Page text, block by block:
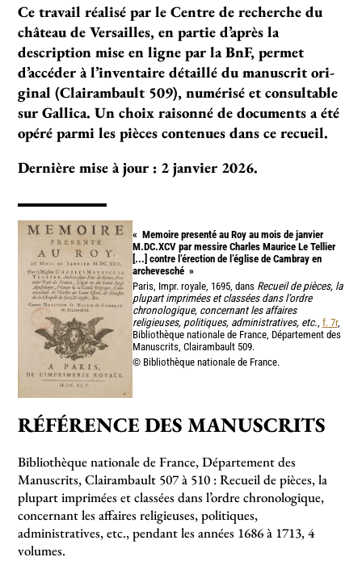
Ce tra­vail réa­lisé par le Centre de recher­che du
châ­teau de Versailles, en par­tie d’après la
description mise en ligne par la BnF, per­met
d’accé­der à l’inventaire détaillé du manus­crit ori­
gi­nal (Clairambault 509), numé­risé et consul­ta­ble
sur Gallica. Un choix rai­sonné de docu­ments a été
opéré parmi les piè­ces conte­nues dans ce recueil.
Dernière mise à jour : 2 janvier 2026.
« Memoire presenté au Roy au mois de janvier
M.DC.XCV par messire Charles Maurice Le Tellier
[...] contre l’érection de l’église de Cambray en
archevesché »
Paris, Impr. royale, 1695, dans Recueil de pièces, la
plupart imprimées et classées dans l’ordre
chronologique, concernant les affaires
religieuses, politiques, administratives, etc., f. 7r,
Bibliothèque nationale de France, Département des
Manuscrits, Clairambault 509.
© Bibliothèque nationale de France.
RÉFÉRENCE DES MANUSCRITS
Bibliothèque nationale de France, Département des
Manuscrits, Clairambault 507 à 510 : Recueil de pièces, la
plupart imprimées et classées dans l’ordre chronologique,
concernant les affaires religieuses, politiques,
administratives, etc., pendant les années 1686 à 1713, 4
volumes.